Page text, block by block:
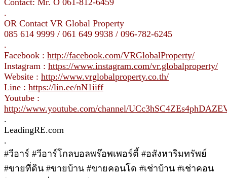
.
OR Contact VR Global Property
085 614 9999 / 061 649 9938 / 096-782-6245
.
Facebook : http://facebook.com/VRGlobalProperty/
Instagram : https://www.instagram.com/vr.globalproperty/
Website : http://www.vrglobalproperty.co.th/
Line : https://lin.ee/nN1iiff
Youtube :
http://www.youtube.com/channel/
.
LeadingRE.com
.
#วีอาร์ #วีอาร์โกลบอลพร๊อพเพอร์ตี้ #อสังหาริมทรัพย์
#ขายที่ดิน #ขายบ้าน #ขายคอนโด #เช่าบ้าน #เช่าคอน